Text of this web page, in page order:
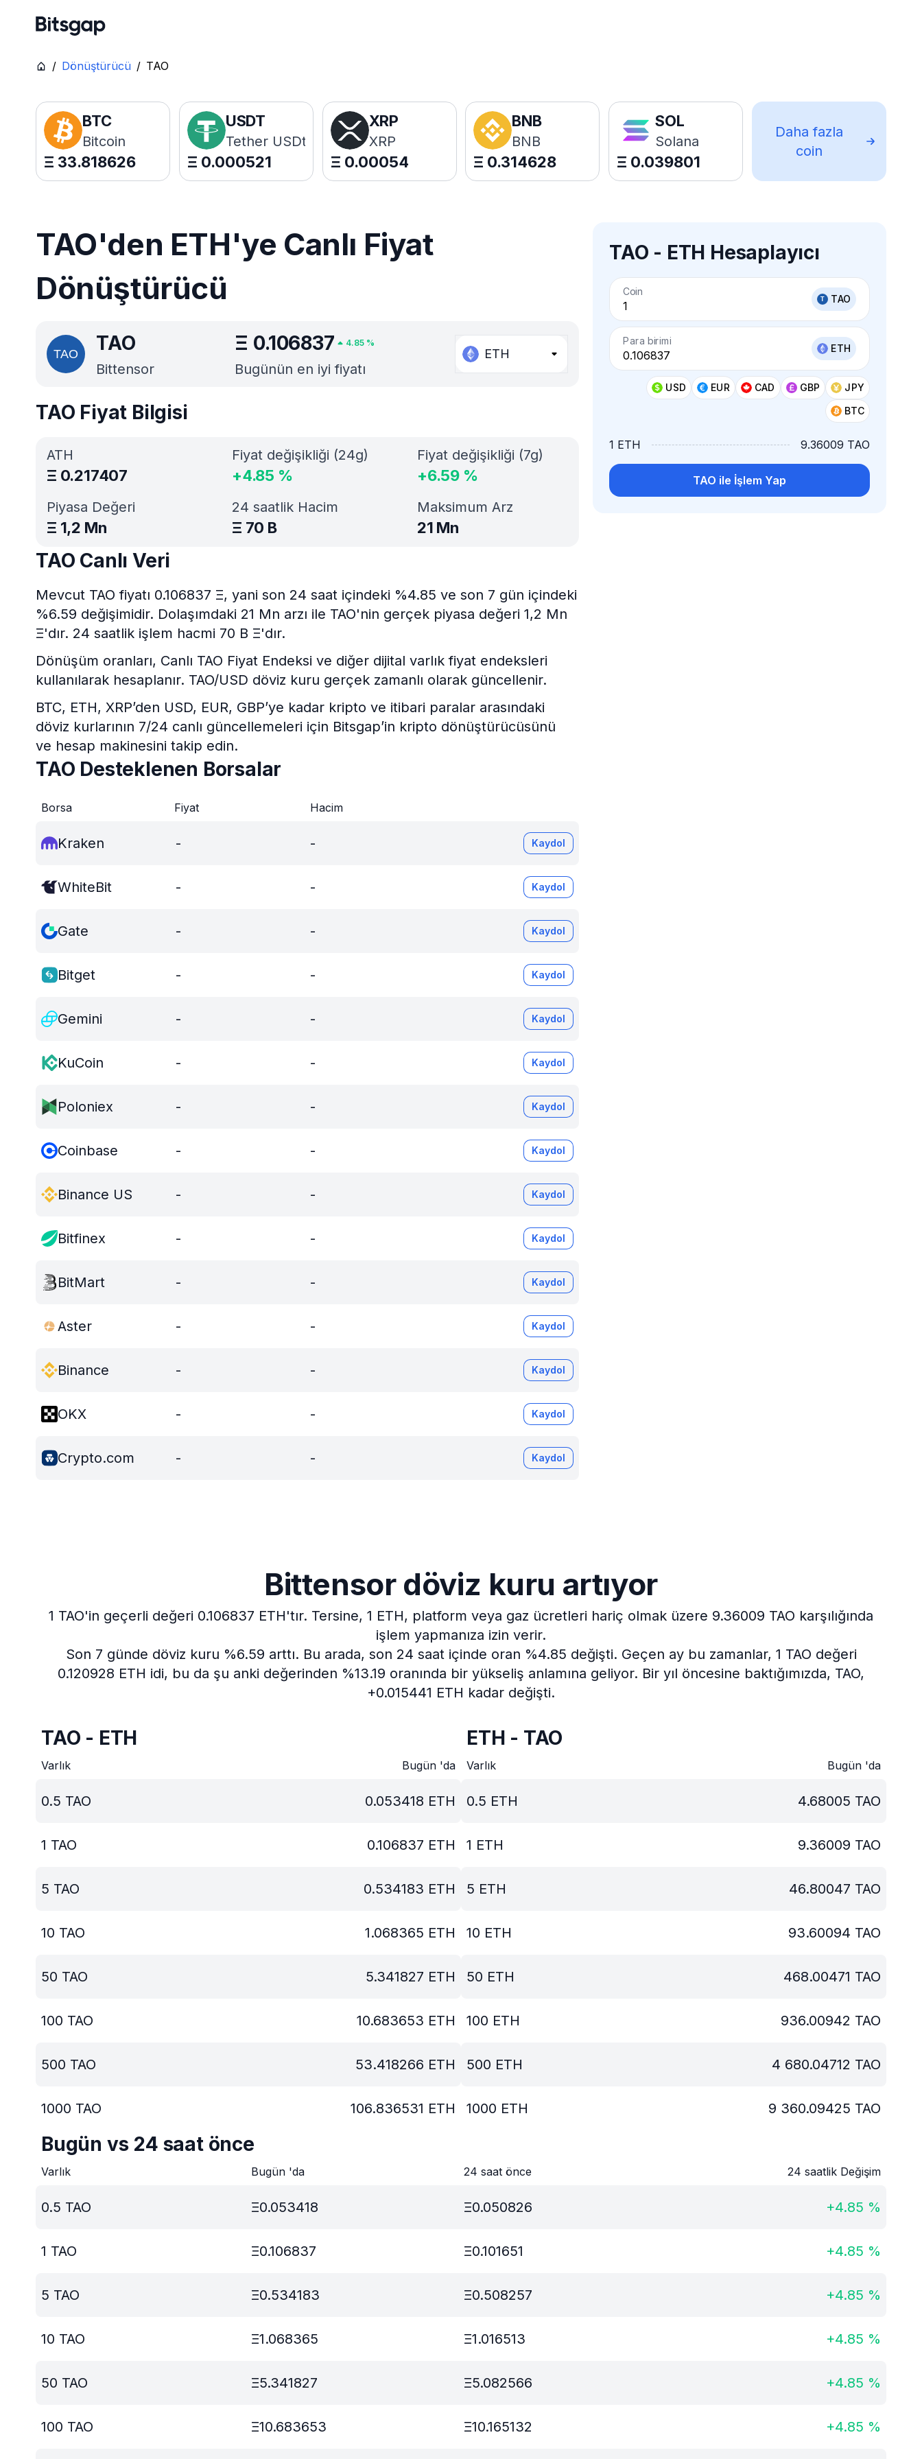
/ Dönüştürücü / TAO
BTC
Bitcoin
Ξ 33.818626
USDT
Tether USDt
Ξ 0.000521
XRP
XRP
Ξ 0.00054
BNB
BNB
Ξ 0.314628
SOL
Solana
Ξ 0.039801
Daha fazla
coin
TAO'den ETH'ye Canlı Fiyat
Dönüştürücü
TAO
Bittensor
Ξ 0.106837 4.85%
Bugünün en iyi fiyatı
ETH
TAO - ETH Hesaplayıcı
Coin
TAO
Para birimi
ETH
USD EUR CAD GBP
JPY
BTC
1 ETH 9.36009 TAO
TAO ile İşlem Yap
TAO Fiyat Bilgisi
ATH
Ξ 0.217407
Piyasa Değeri
Ξ 1,2 Mn
Fiyat değişikliği (24g)
+4.85 %
Fiyat değişikliği (7g)
+6.59 %
24 saatlik Hacim
Ξ 70 B
Maksimum Arz
21 Mn
TAO Canlı Veri
Mevcut TAO fiyatı 0.106837 Ξ, yani son 24 saat içindeki %4.85 ve son 7 gün içindeki
%6.59 değişimidir. Dolaşımdaki 21 Mn arzı ile TAO'nin gerçek piyasa değeri 1,2 Mn
Ξ'dır. 24 saatlik işlem hacmi 70 B Ξ'dır.
Dönüşüm oranları, Canlı TAO Fiyat Endeksi ve diğer dijital varlık fiyat endeksleri
kullanılarak hesaplanır. TAO/USD döviz kuru gerçek zamanlı olarak güncellenir.
BTC, ETH, XRP’den USD, EUR, GBP’ye kadar kripto ve itibari paralar arasındaki
döviz kurlarının 7/24 canlı güncellemeleri için Bitsgap’in kripto dönüştürücüsünü
ve hesap makinesini takip edin.
TAO Desteklenen Borsalar
Borsa Fiyat Hacim
Kraken - - Kaydol
WhiteBit - - Kaydol
Gate - - Kaydol
Bitget - - Kaydol
Gemini - - Kaydol
KuCoin - - Kaydol
Poloniex - - Kaydol
Coinbase - - Kaydol
Binance US - - Kaydol
Bitfinex - - Kaydol
BitMart - - Kaydol
Aster - - Kaydol
Binance - - Kaydol
OKX - - Kaydol
Crypto.com - - Kaydol
Bittensor döviz kuru artıyor
1 TAO'in geçerli değeri 0.106837 ETH'tır. Tersine, 1 ETH, platform veya gaz ücretleri hariç olmak üzere 9.36009 TAO karşılığında
işlem yapmanıza izin verir.
Son 7 günde döviz kuru %6.59 arttı. Bu arada, son 24 saat içinde oran %4.85 değişti. Geçen ay bu zamanlar, 1 TAO değeri
0.120928 ETH idi, bu da şu anki değerinden %13.19 oranında bir yükseliş anlamına geliyor. Bir yıl öncesine baktığımızda, TAO,
+0.015441 ETH kadar değişti.
TAO - ETH
Varlık Bugün 'da
0.5 TAO 0.053418 ETH
1 TAO 0.106837 ETH
5 TAO 0.534183 ETH
10 TAO 1.068365 ETH
50 TAO 5.341827 ETH
100 TAO 10.683653 ETH
500 TAO 53.418266 ETH
1000 TAO 106.836531 ETH
ETH - TAO
Varlık Bugün 'da
0.5 ETH 4.68005 TAO
1 ETH 9.36009 TAO
5 ETH 46.80047 TAO
10 ETH 93.60094 TAO
50 ETH 468.00471 TAO
100 ETH 936.00942 TAO
500 ETH 4 680.04712 TAO
1000 ETH 9 360.09425 TAO
Bugün vs 24 saat önce
Varlık Bugün 'da 24 saat önce 24 saatlik Değişim
0.5 TAO Ξ0.053418 Ξ0.050826 +4.85 %
1 TAO Ξ0.106837 Ξ0.101651 +4.85 %
5 TAO Ξ0.534183 Ξ0.508257 +4.85 %
10 TAO Ξ1.068365 Ξ1.016513 +4.85 %
50 TAO Ξ5.341827 Ξ5.082566 +4.85 %
100 TAO Ξ10.683653 Ξ10.165132 +4.85 %